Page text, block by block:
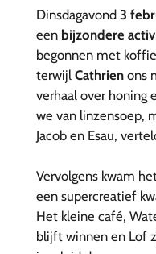
Dinsdagavond 3
een bijzondere
begonnen met
terwijl Cathrien ons
verhaal over honing
we van linzensoep,
Jacob en Esau,
Vervolgens kwam
een supercreatief
Het kleine café,
blijft winnen en Lof